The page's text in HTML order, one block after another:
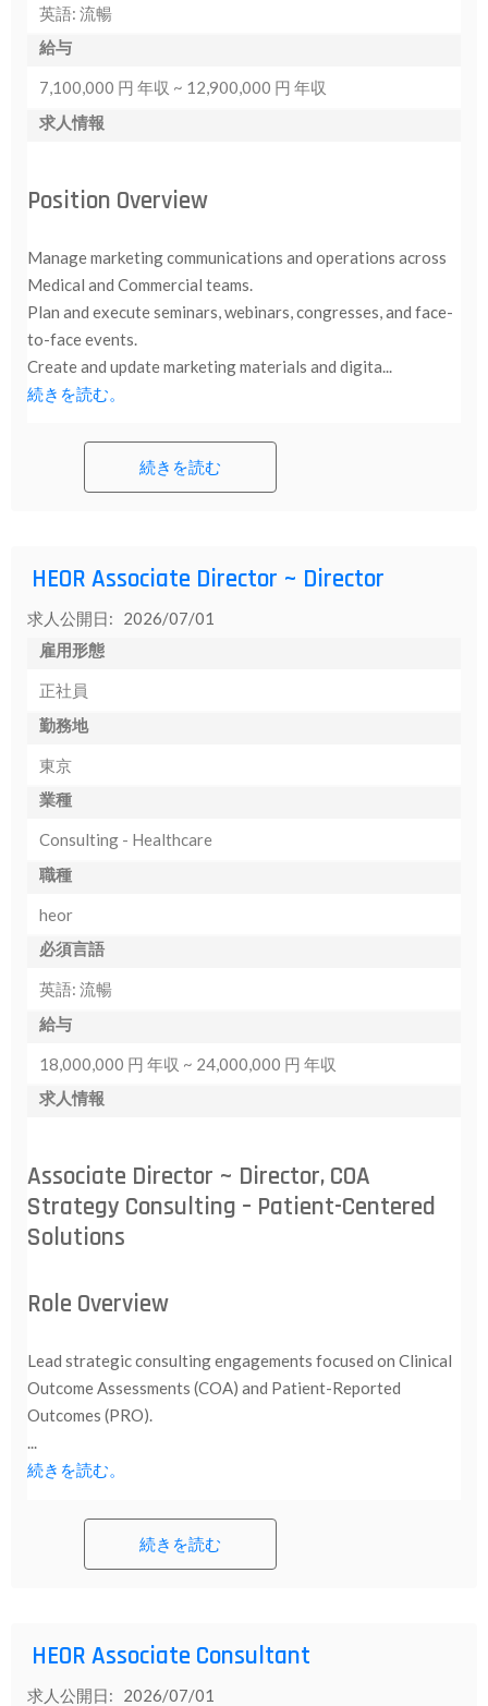
英語: 流暢
給与
7,100,000 円 年収 ~ 12,900,000 円 年収
求人情報
Position Overview
Manage marketing communications and operations across
Medical and Commercial teams.
Plan and execute seminars, webinars, congresses, and face-
to-face events.
Create and update marketing materials and digita...
続きを読む。
続きを読む
HEOR Associate Director ~ Director
求人公開日: 2026/07/01
雇用形態
正社員
勤務地
東京
業種
Consulting - Healthcare
職種
heor
必須言語
英語: 流暢
給与
18,000,000 円 年収 ~ 24,000,000 円 年収
求人情報
Associate Director ~ Director, COA
Strategy Consulting – Patient-Centered
Solutions
Role Overview
Lead strategic consulting engagements focused on Clinical
Outcome Assessments (COA) and Patient-Reported
Outcomes (PRO).
...
続きを読む。
続きを読む
HEOR Associate Consultant
求人公開日: 2026/07/01